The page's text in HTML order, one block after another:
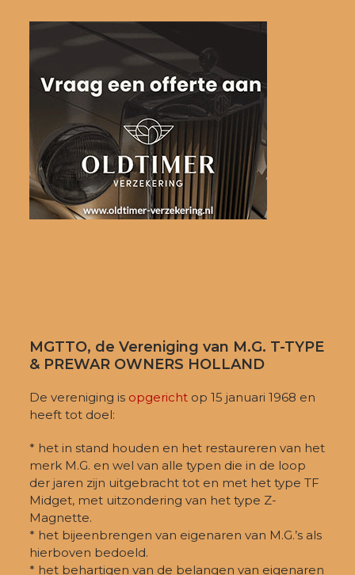
MGTTO, de Vereniging van M.G. T-TYPE
& PREWAR OWNERS HOLLAND
De vereniging is opgericht op 15 januari 1968 en
heeft tot doel:
* het in stand houden en het restaureren van het
merk M.G. en wel van alle typen die in de loop
der jaren zijn uitgebracht tot en met het type TF
Midget, met uitzondering van het type Z-
Magnette.
* het bijeenbrengen van eigenaren van M.G.’s als
hierboven bedoeld.
* het behartigen van de belangen van eigenaren